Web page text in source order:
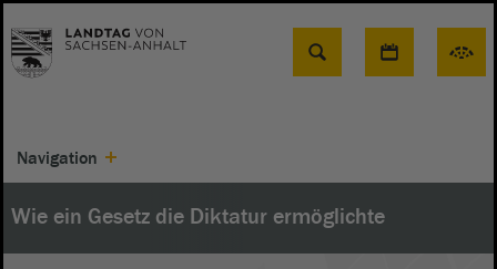
Suche
Navigation
Wie ein Gesetz die Diktatur ermöglichte